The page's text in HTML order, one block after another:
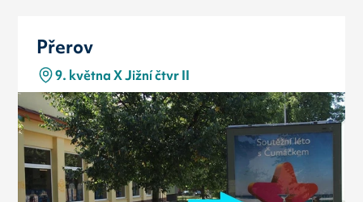
Přerov
9. května X Jižní čtvr II